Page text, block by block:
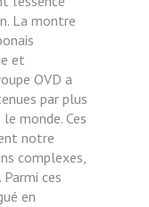
La montre
et
OVD a
par plus
monde. Ces
notre
complexes,
ces
en